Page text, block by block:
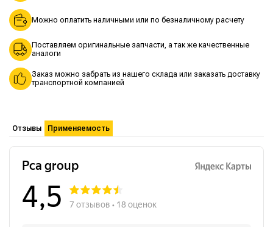
Можно оплатить наличными или по безналичному расчету
Поставляем оригинальные запчасти, а так же качественные
аналоги
Заказ можно забрать из нашего склада или заказать доставку
транспортной компанией
Отзывы Применяемость